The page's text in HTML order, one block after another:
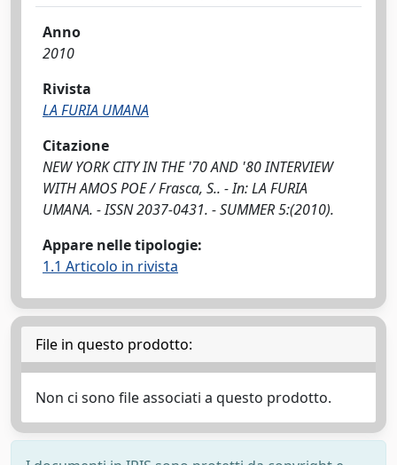
Anno
2010
Rivista
LA FURIA UMANA
Citazione
NEW YORK CITY IN THE '70 AND '80 INTERVIEW
WITH AMOS POE / Frasca, S.. - In: LA FURIA
UMANA. - ISSN 2037-0431. - SUMMER 5:(2010).
Appare nelle tipologie:
1.1 Articolo in rivista
File in questo prodotto:
Non ci sono file associati a questo prodotto.